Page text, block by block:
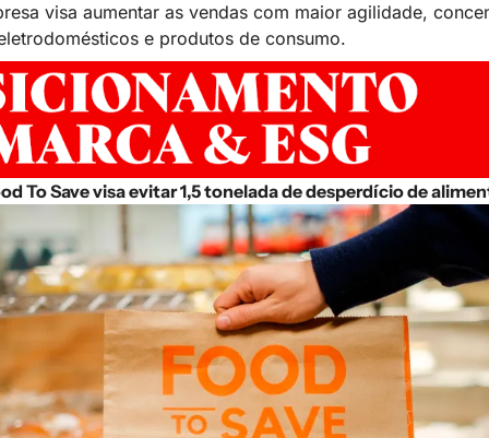
visa aumentar as vendas com maior agilidade,
e produtos de consumo.
To Save visa evitar 1,5 tonelada de desperdício de